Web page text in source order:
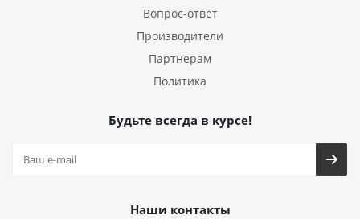
Вопрос-ответ
Производители
Партнерам
Политика
Будьте всегда в курсе!
Наши контакты